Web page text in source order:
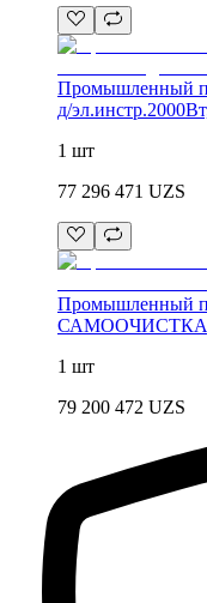
Промышленный
д/
1 шт
77 296 471 UZS
Промышленный
САМООЧИСТКА,
1 шт
79 200 472 UZS